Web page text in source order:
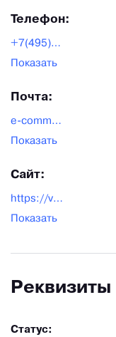
Телефон:
+7(495)149-85-60
Показать
Почта:
e-commerce@vsedliasporta.ru
Показать
Сайт:
https://vsedliasporta.ru/
Показать
Реквизиты
Статус: